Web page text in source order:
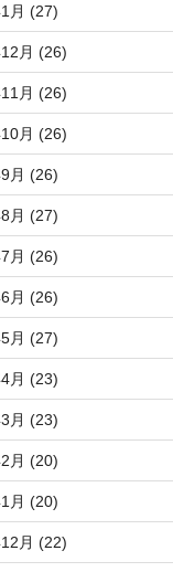
月 (27)
月 (26)
月 (26)
月 (26)
月 (26)
月 (27)
月 (26)
月 (26)
月 (27)
月 (23)
月 (23)
月 (20)
月 (20)
月 (22)